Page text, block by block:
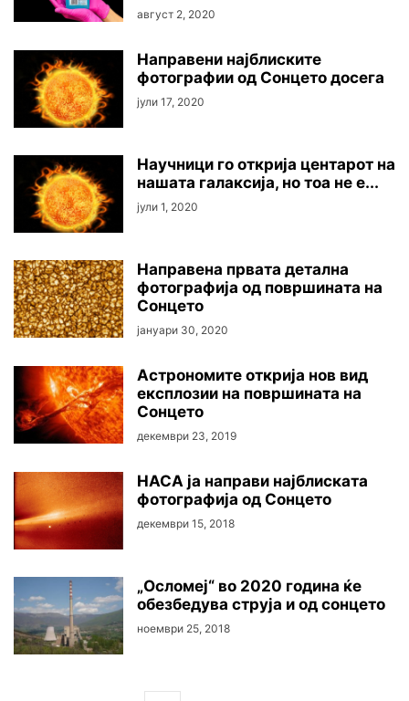
август 2, 2020
Направени најблиските
фотографии од Сонцето досега
јули 17, 2020
Научници го открија центарот на
нашата галаксија, но тоа не е...
јули 1, 2020
Направена првата детална
фотографија од површината на
Сонцето
јануари 30, 2020
Астрономите открија нов вид
експлозии на површината на
Сонцето
декември 23, 2019
НАСА ја направи најблиската
фотографија од Сонцето
декември 15, 2018
„Осломеј“ во 2020 година ќе
обезбедува струја и од сонцето
ноември 25, 2018